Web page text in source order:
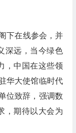
下在线参会，并
深远，当今绿色
，中国在这些领
华大使馆临时代
位致辞，强调数
，期待以大会为